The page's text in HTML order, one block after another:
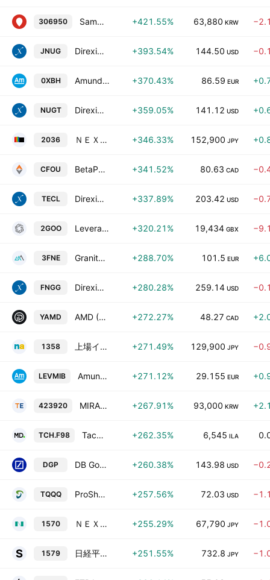
306950 Samsung KODEX KRX300 Leverage ETF +421.55% 63,880 KRW
JNUG Direxion Daily Junior Gold Miners Index Bull 2X ETF +393.54% 144.50 USD
0XBH Amundi IBEX 35 Doble Apalancado Diario (2x) UCITS ETF -Acc- +370.43% 86.59 EUR
NUGT Direxion Daily Gold Miners Index Bull 2X ETF +359.05% 141.12 USD
2036 ＮＥＸＴ ＮＯＴＥＳ 金先物 ダブル・ブル ＥＴＮ +346.33% 152,900 JPY
CFOU BetaPro S&P/TSX Capped Financials 2x Daily Bull ETF +341.52% 80.63 CAD
TECL Direxion Daily Technology Bull 3X ETF +337.89% 203.42 USD
2GOO Leverage Shares 2x Alphabet ETP +320.21% 19,434 GBX
3FNE GraniteShares 3x Long FAANG Daily ETP +288.70% 101.5 EUR
FNGG Direxion Daily NYSE FANG+ Bull 2X ETF +280.28% 259.14 USD
YAMD AMD (AMD) Yield Shares Purpose ETF +272.27% 48.27 CAD
1358 上場インデックスファンド日経レバレッジ指数 +271.49% 129,900 JPY
LEVMIB Amundi FTSE MIB Daily (2X) Leveraged UCITS ETF -Dist- +271.12% 29.155 EUR
423920 MIRAE ASSET TIGER SYNTH-US PHLX Semiconductor Sector LEVERAGE ETF Units +267.91% 93,000 KRW
TCH.F98 Tachlit SAL (60) Long Leveraged 3 TA 35 Monthly +262.35% 6,545 ILA
DGP DB Gold Double Long Exchange Traded Notes +260.38% 143.98 USD
TQQQ ProShares UltraPro QQQ +257.56% 72.03 USD
1570 ＮＥＸＴ ＦＵＮＤＳ 日経平均レバレッジ・インデックス連動型上場投信 +255.29% 67,790 JPY
1579 日経平均ブル２倍上場投信 +251.55% 732.8 JPY